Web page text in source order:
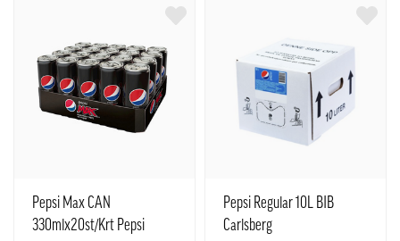
Pepsi Max CAN
330mlx20st/Krt Pepsi
Pepsi Regular 10L BIB
Carlsberg